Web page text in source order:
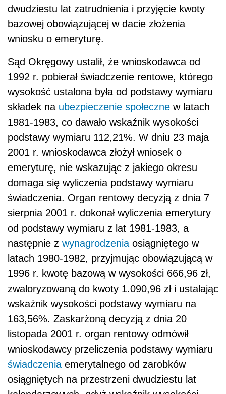
dwudziestu lat zatrudnienia i przyjęcie kwoty
bazowej obowiązującej w dacie złożenia
wniosku o emeryturę.
Sąd Okręgowy ustalił, że wnioskodawca od
1992 r. pobierał świadczenie rentowe, którego
wysokość ustalona była od podstawy wymiaru
składek na ubezpieczenie społeczne w latach
1981-1983, co dawało wskaźnik wysokości
podstawy wymiaru 112,21%. W dniu 23 maja
2001 r. wnioskodawca złożył wniosek o
emeryturę, nie wskazując z jakiego okresu
domaga się wyliczenia podstawy wymiaru
świadczenia. Organ rentowy decyzją z dnia 7
sierpnia 2001 r. dokonał wyliczenia emerytury
od podstawy wymiaru z lat 1981-1983, a
następnie z wynagrodzenia osiągniętego w
latach 1980-1982, przyjmując obowiązującą w
1996 r. kwotę bazową w wysokości 666,96 zł,
zwaloryzowaną do kwoty 1.090,96 zł i ustalając
wskaźnik wysokości podstawy wymiaru na
163,56%. Zaskarżoną decyzją z dnia 20
listopada 2001 r. organ rentowy odmówił
wnioskodawcy przeliczenia podstawy wymiaru
świadczenia emerytalnego od zarobków
osiągniętych na przestrzeni dwudziestu lat